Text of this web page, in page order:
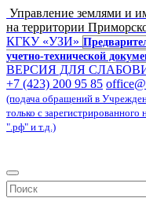
Управление землями и
на территории
КГКУ «УЗИ»
учетно-технической
ВЕРСИЯ ДЛЯ
+7 (423) 200 95 85
(подача обращений в
только с
".рф" и т.д.)